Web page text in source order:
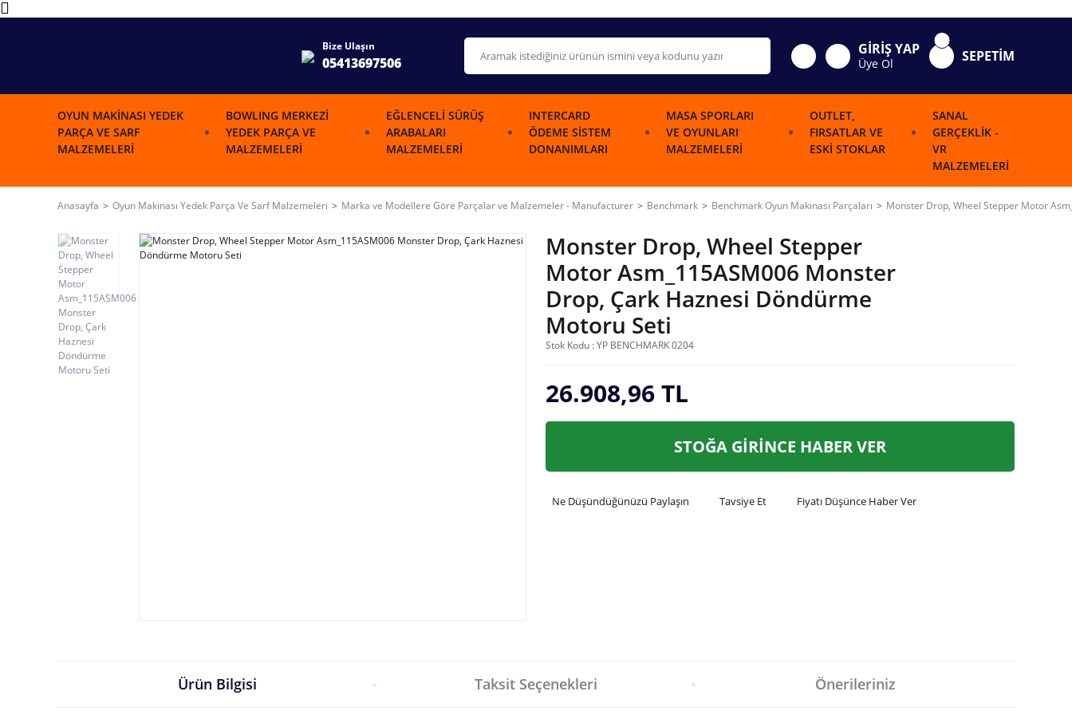
Bize Ulaşın
05413697506
GİRİŞ YAP
Üye Ol SEPETİM
OYUN MAKINASI YEDEK
PARÇA VE SARF
MALZEMELERI
BOWLING MERKEZI
YEDEK PARÇA VE
MALZEMELERI
EĞLENCELI SÜRÜŞ
ARABALARI
MALZEMELERI
INTERCARD
ÖDEME SISTEM
DONANIMLARI
MASA SPORLARI
VE OYUNLARI
MALZEMELERI
OUTLET,
FIRSATLAR VE
ESKI STOKLAR
SANAL
GERÇEKLIK -
VR
MALZEMELERI
Anasayfa Oyun Makinası Yedek Parça Ve Sarf Malzemeleri Marka ve Modellere Göre Parçalar ve Malzemeler - Manufacturer Benchmark Benchmark Oyun Makinası Parçaları Monster Drop, Wheel Stepper Motor
Monster Drop, Wheel Stepper
Motor Asm_115ASM006 Monster
Drop, Çark Haznesi Döndürme
Motoru Seti
Stok Kodu : YP BENCHMARK 0204
26.908,96 TL
STOĞA GİRİNCE HABER VER
Ne Düşündüğünüzü Paylaşın Tavsiye Et Fiyatı Düşünce Haber Ver
Ürün Bilgisi Taksit Seçenekleri Önerileriniz